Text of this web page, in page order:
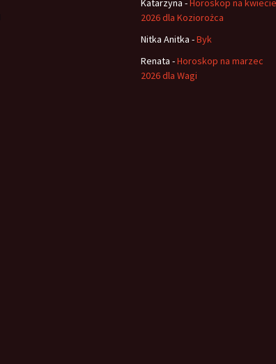
Katarzyna -Horoskop na
2026 dla Koziorożca
Nitka Anitka -Byk
Renata -Horoskop na marzec
2026 dla Wagi